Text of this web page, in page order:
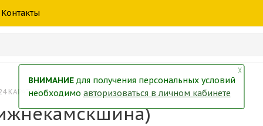
Контакты
КАРАТ (Нижнекамскшина)
╳
ВНИМАНИЕдля получения персональных условий
необходимо авторизоваться в личном кабинете